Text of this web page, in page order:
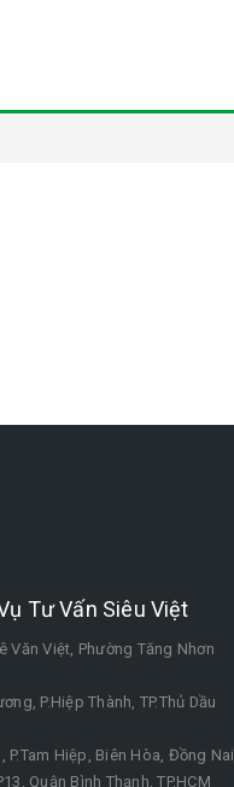
Tư Vấn Siêu Việt
Văn Việt, Phường Tăng Nhơn
P.Hiệp Thành, TP.Thủ Dầu
Hiệp, Biên Hòa, Đồng Nai
Quận Bình Thạnh, TP.HCM